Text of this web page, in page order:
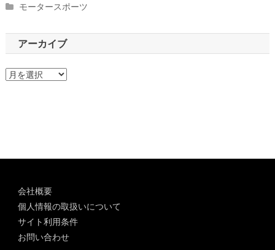
モータースポーツ
アーカイブ
ア
会社概要
個人情報の取扱いについて
サイト利用条件
お問い合わせ